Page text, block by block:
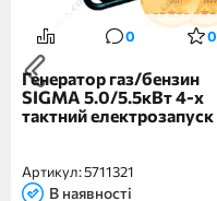
0 0
Генератор газ/бензин
SIGMA 5.0/5.5кВт 4-х
тактний електрозапуск
Артикул:5711321
В наявності